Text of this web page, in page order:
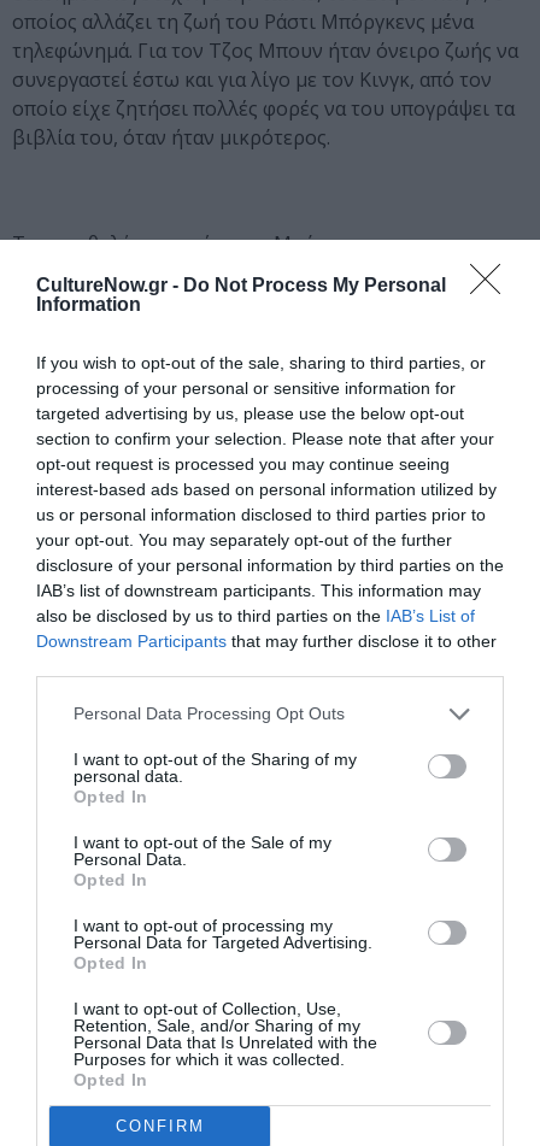
CultureNow.gr - Do Not Process My Personal
Information
If you wish to opt-out of the sale, sharing to third parties, or
processing of your personal or sensitive information for
targeted advertising by us, please use the below opt-out
section to confirm your selection. Please note that after your
opt-out request is processed you may continue seeing
interest-based ads based on personal information utilized by
us or personal information disclosed to third parties prior to
your opt-out. You may separately opt-out of the further
disclosure of your personal information by third parties on the
IAB’s list of downstream participants. This information may
also be disclosed by us to third parties on the IAB’s List of
Downstream Participants that may further disclose it to other
Personal Data Processing Opt Outs
I want to opt-out of the Sharing of my
personal data.
Opted In
I want to opt-out of the Sale of my
Personal Data.
Opted In
I want to opt-out of processing my
Personal Data for Targeted Advertising.
Opted In
I want to opt-out of Collection, Use,
Retention, Sale, and/or Sharing of my
Personal Data that Is Unrelated with the
Purposes for which it was collected.
Opted In
CONFIRM
οποίος αλλάζει τη ζωή του Ράστι Μπόργκενς μ΄ένα
τηλεφώνημά. Για τον Τζος Μπουν ήταν όνειρο ζωής να
συνεργαστεί έστω και για λίγο με τον Κινγκ, από τον
οποίο είχε ζητήσει πολλές φορές να του υπογράψει τα
βιβλία του, όταν ήταν μικρότερος.
Το παραθαλάσσιο σπίτι των Μπόργκενς και η
διακόσμησή του παίζουν κεντρικό ρόλο στην ταινία. Τα
γυρίσματα έγιναν στο Wilmington της Βόρειας
Σάντερς, θέλησε να συγκεντρώσει στο σπίτι ένα
συνονθύλευμα από στοιχεία που να του δίνουν ζωή και
να αναδεικνύουν το μίγμα των προσωπικοτήτων που
πρωταγωνιστούν στην ταινία και που ήταν οι ένοικοί
του.
Καθώς η ταινία είναι ιδιαίτερα συναισθηματική, ο Τζος
Μπουν ήξερε από την αρχή ότι η μουσική θα ήταν ένα
ιδιαίτερα σημαντικό στοιχείο της αφήγησης. Αυτό το
συγγραφής του σεναρίου, στο μυαλό του Μπουν
έρχονταν πολλά μουσικά κομμάτια που τα σημείωνε και
αργότερα πολλά από αυτά κατέληξαν να μπουν στην
ταινία. Εξάλλου, σύμφωνα με τα λεγόμενά του, η
μουσική και η συγγραφή πάνε πάντα χέρι-χέρι στην
περίπτωσή του. Όπως αναφέρει χαρακτηριστικά, «το να
που λες είναι ένα βασικό μέρος της διαδικασίας
συγγραφής ενός σεναρίου. Πολλοί που διάβασαν το
τραγούδια από το iTunes, παραδέχτηκαν ότι η μουσική
που συνόδευε το κείμενο τους έδωσε μια σαφή ιδέα για
την αίσθηση και το χαρακτήρα της ταινίας. Παράλληλα,
ο Μπουν μοίρασε μουσικά κομμάτια στον κάθε ένα από
τους πρωταγωνιστές, οπότε όλοι τους είχαν το